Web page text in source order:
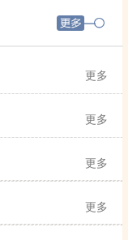
更多
更多
更多
更多